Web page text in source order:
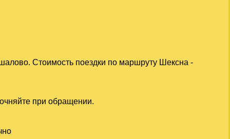
Стоимость поездки по маршруту Шексна -
при обращении.